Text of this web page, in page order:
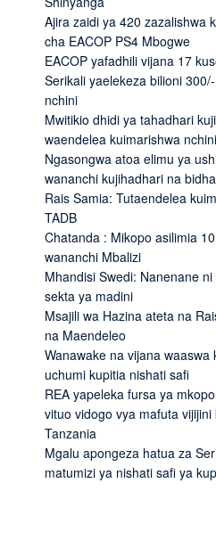
Ajira zaidi ya 420 zazalishwa
cha EACOP PS4 Mbogwe
EACOP yafadhili vijana 17
Serikali yaelekeza bilioni
nchini
Mwitikio dhidi ya tahadhari
waendelea kuimarishwa nchini
Ngasongwa atoa elimu ya
wananchi kujihadhari na
Rais Samia: Tutaendelea
TADB
Chatanda : Mikopo asilimia
wananchi Mbalizi
Mhandisi Swedi: Nanenane
sekta ya madini
Msajili wa Hazina ateta na
na Maendeleo
Wanawake na vijana
uchumi kupitia nishati safi
REA yapeleka fursa ya
vituo vidogo vya mafuta
Tanzania
Mgalu apongeza hatua za
matumizi ya nishati safi ya